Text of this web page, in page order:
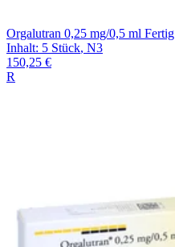
Orgalutran 0,25 mg/0,5 ml Fertig
Inhalt: 5 Stück, N3
150,25 €
R